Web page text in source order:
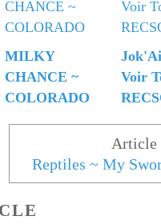
MILKY
CHANCE ~
COLORADO
Voir
Reptiles ~ My